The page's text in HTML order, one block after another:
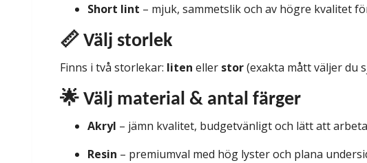
Short lint – mjuk, sammetslik och av högre kvalitet
📏 Välj storlek
Finns i två storlekar: liten eller stor(exakta mått väljer du
🌟 Välj material & antal färger
Akryl – jämn kvalitet, budgetvänligt och lätt att
Resin – premiumval med hög lyster och plana